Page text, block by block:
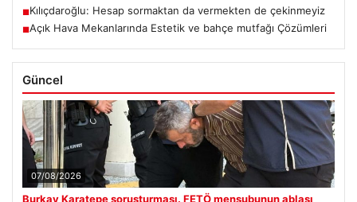
■Kılıçdaroğlu: Hesap sormaktan da vermekten de çekinmeyiz
■Açık Hava Mekanlarında Estetik ve bahçe mutfağı Çözümleri
Güncel
07/08/2026
Burkay Karatepe soruşturması. FETÖ mensubunun ablası